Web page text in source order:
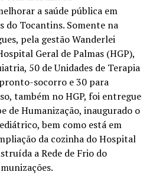
a saúde pública em
do Tocantins. Somente na
pela gestão Wanderlei
Geral de Palmas (HGP),
50 de Unidades de Terapia
socorro e 30 para
também no HGP, foi entregue
de Humanização, inaugurado o
bem como está em
da cozinha do Hospital
a Rede de Frio do